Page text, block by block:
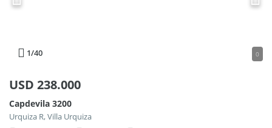
1/40 0
USD 238.000
Capdevila 3200
Urquiza R, Villa Urquiza